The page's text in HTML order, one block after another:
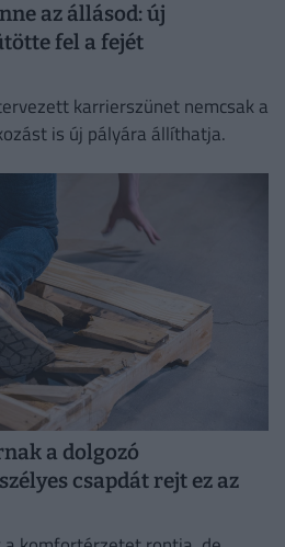
az állásod: új
fel a fejét
karrierszünet nemcsak a
is új pályára állíthatja.
a dolgozó
csapdát rejt ez az